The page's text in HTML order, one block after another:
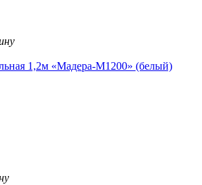
1,2м «Мадера-М1200» (белый)